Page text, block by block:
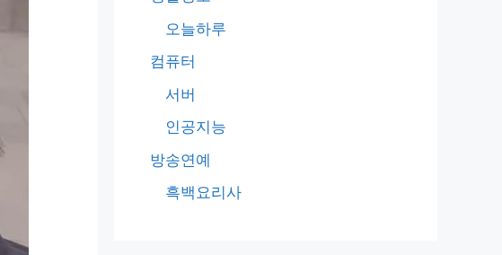
오늘하루
컴퓨터
서버
인공지능
방송연예
흑백요리사